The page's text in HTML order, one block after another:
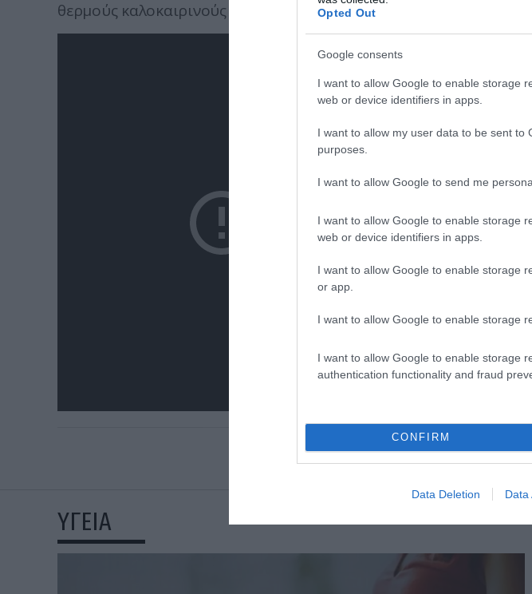
Opted Out
Google consents
I want to allow Google to enable storage
web or device identifiers in apps.
I want to allow my user data to be sent to
purposes.
I want to allow Google to send me
I want to allow Google to enable storage
web or device identifiers in apps.
I want to allow Google to enable storage
or app.
I want to allow Google to enable storage
I want to allow Google to enable storage
authentication functionality and fraud
CONFIRM
Data Deletion Data
θερμούς καλοκαιρινούς μήνες.
ΥΓΕΙΑ